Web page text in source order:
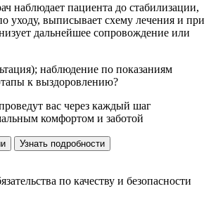
наблюдает пациента до стабилизации,
уходу, выписывает схему лечения и при
дальнейшее сопровождение или
наблюдение по показаниям
к выздоровлению?
вас через каждый шаг
комфортом и заботой
Узнать подробности
по качеству и безопасности